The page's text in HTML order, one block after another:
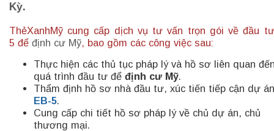
Kỳ.
ThẻXanhMỹ cung cấp dịch vụ tư vấn trọn gói về đầu
5 để định cư Mỹ, bao gồm các công việc sau:
Thực hiện các thủ tục pháp lý và hồ sơ liên quan
quá trình đầu tư để định cư Mỹ.
Thẩm định hồ sơ nhà đầu tư, xúc tiến tiếp cận dự án
EB-5.
Cung cấp chi tiết hồ sơ pháp lý về chủ dự án, chủ
thương mại.